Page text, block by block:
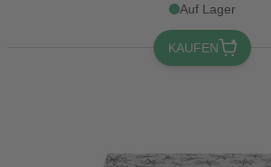
Auf Lager
KAUFEN